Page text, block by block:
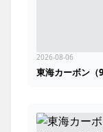
2026-08-06
東海カーボン（9